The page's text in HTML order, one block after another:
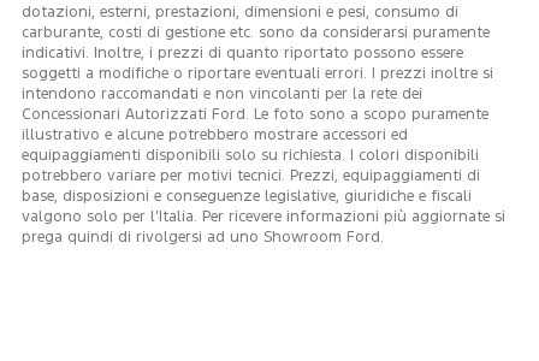
dotazioni, esterni, prestazioni, dimensioni e pesi, consumo di
carburante, costi di gestione etc. sono da considerarsi puramente
indicativi. Inoltre, i prezzi di quanto riportato possono essere
soggetti a modifiche o riportare eventuali errori. I prezzi inoltre si
intendono raccomandati e non vincolanti per la rete dei
Concessionari Autorizzati Ford. Le foto sono a scopo puramente
illustrativo e alcune potrebbero mostrare accessori ed
equipaggiamenti disponibili solo su richiesta. I colori disponibili
potrebbero variare per motivi tecnici. Prezzi, equipaggiamenti di
base, disposizioni e conseguenze legislative, giuridiche e fiscali
valgono solo per l’Italia. Per ricevere informazioni più aggiornate si
prega quindi di rivolgersi ad uno Showroom Ford.